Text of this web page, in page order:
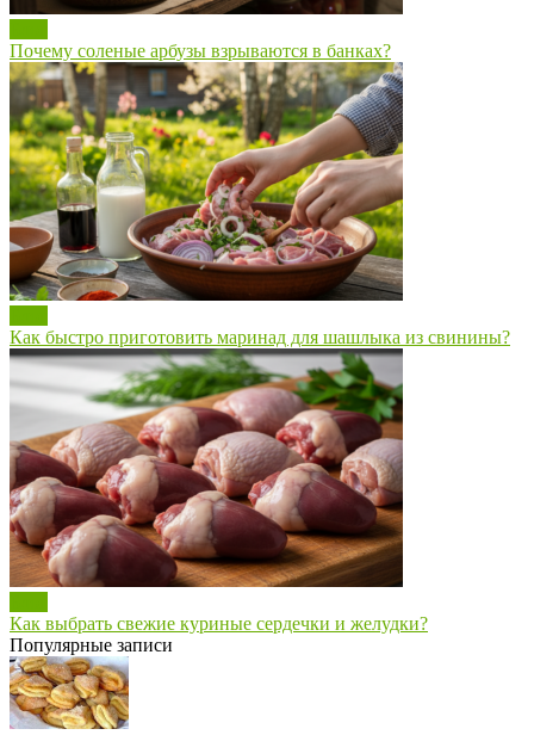
Почему соленые арбузы взрываются в банках?
Как быстро приготовить маринад для шашлыка из свинины?
Как выбрать свежие куриные сердечки и желудки?
Популярные записи